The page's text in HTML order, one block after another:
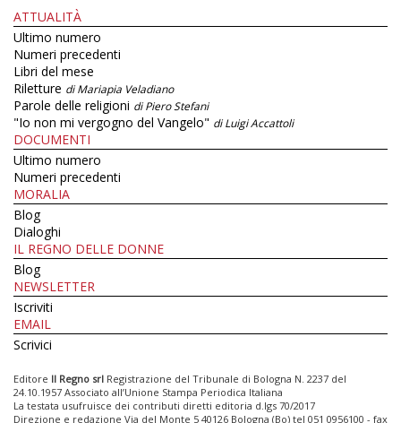
ATTUALITÀ
Ultimo numero
Numeri precedenti
Libri del mese
Riletture di Mariapia Veladiano
Parole delle religioni di Piero Stefani
"Io non mi vergogno del Vangelo" di Luigi Accattoli
DOCUMENTI
Ultimo numero
Numeri precedenti
MORALIA
Blog
Dialoghi
IL REGNO DELLE DONNE
Blog
NEWSLETTER
Iscriviti
EMAIL
Scrivici
Editore Il Regno srl Registrazione del Tribunale di Bologna N. 2237 del
24.10.1957 Associato all’Unione Stampa Periodica Italiana
La testata usufruisce dei contributi diretti editoria d.lgs 70/2017
Direzione e redazione Via del Monte 5 40126 Bologna (Bo) tel 051 0956100 - fax